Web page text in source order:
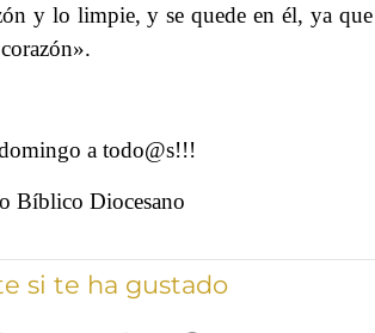
y lo limpie, y se quede en él, ya que
domingo a todo@s!!!
Bíblico Diocesano
si te ha gustado